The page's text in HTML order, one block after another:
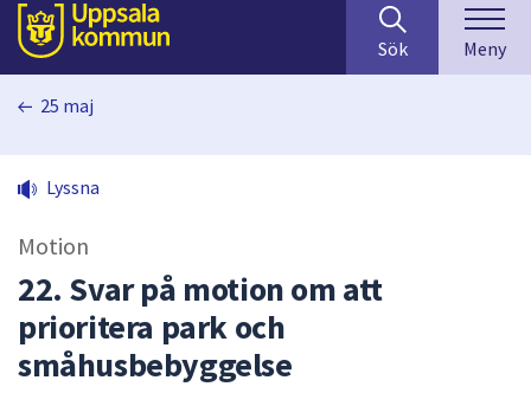
Till sidans
huvudinnehåll
efter
innehåll
på
sökfältet
kommer
Sök Meny
25 maj
Lyssna
Motion
22. Svar på motion om att
prioritera park och
småhusbebyggelse